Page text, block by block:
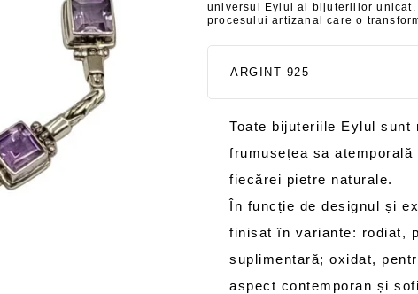
universul Eylul al bijuteriilor
procesului artizanal care o
ARGINT 925
Toate bijuteriile Eylul sunt
frumusețea sa
fiecărei pietre naturale.
În funcție de designul și
finisat în variante: rodiat,
suplimentară; oxidat,
aspect contemporan și